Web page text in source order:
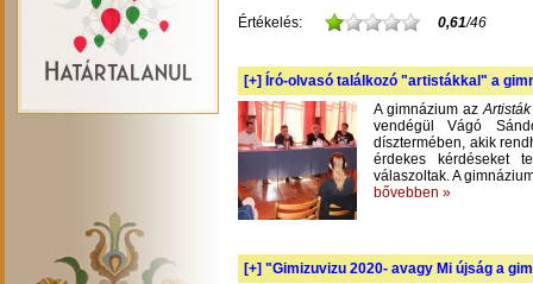
Értékelés: 0,61/46
[+] Író-olvasó találkozó "artistákkal" a
A gimnázium az
vendégül Vágó
dísztermében, akik
érdekes kérdéseket
válaszoltak. A
bővebben »
[+] "Gimizuvizu 2020- avagy Mi újság a